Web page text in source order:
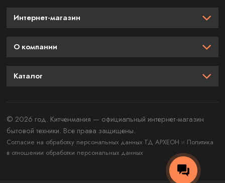
Интернет-магазин
О компании
Каталог
© 2026 год. Китченмания — официальный интернет-магазин
бытовой техники. Все права защищены.
Согласие на обработку персональных данных ТД АРХЕОН и Политика
в отношении обработки персональных данных